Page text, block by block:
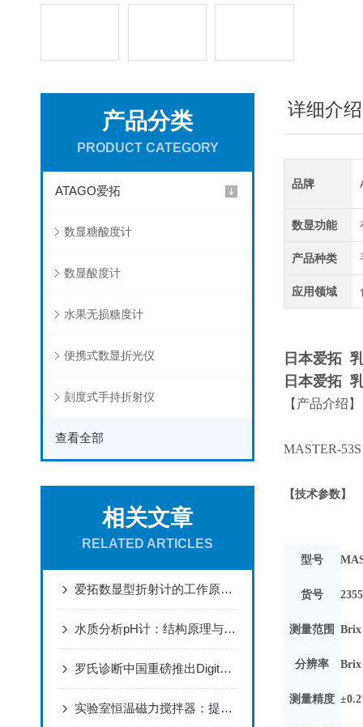
产品分类
PRODUCT CATEGORY
ATAGO爱拓
数显糖酸度计
数显酸度计
水果无损糖度计
便携式数显折光仪
刻度式手持折射仪
查看全部
相关文章
RELATED ARTICLES
爱拓数显型折射计的工作原理和使用方法介绍
水质分析pH计：结构原理与整体技术详解
罗氏诊断中国重磅推出Digital LightCycler系统
实验室恒温磁力搅拌器：提升实验效率的工具
详细介绍
品牌
数显功能
产品种类
应用领域
日本爱拓
日本爱拓
【产品介绍】
MASTER-
【技术参数】
型号
货号 2355
测量范围 Brix
分辨率 Brix
测量精度